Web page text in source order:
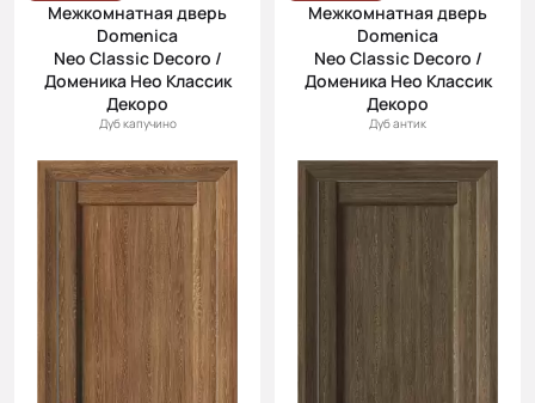
Межкомнатная дверь
Domenica
Neo Classic Decoro /
Доменика Нео Классик
Декоро
Дуб капучино
Межкомнатная дверь
Domenica
Neo Classic Decoro /
Доменика Нео Классик
Декоро
Дуб антик